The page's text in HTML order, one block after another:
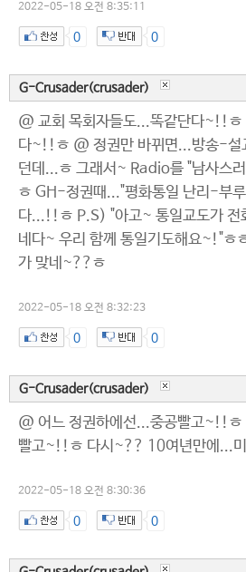
2022-05-18 오전 8:35:11
0 0
G-Crusader(crusader)
@ 교회 목회자들도...똑같단다~!!ㅎ
다~!!ㅎ @ 정권만 바뀌면...방송-설
던데...ㅎ 그래서~ Radio를 "남사스
ㅎ GH-정권때..."평화통일 난리-부
다...!!ㅎ P.S) "아고~ 통일교도가 전
네다~ 우리 함께 통일기도해요~!"
가 맞네~??ㅎ
2022-05-18 오전 8:32:23
0 0
G-Crusader(crusader)
@ 어느 정권하에선...중공빨고~!!ㅎ
빨고~!!ㅎ 다시~?? 10여년만에...
2022-05-18 오전 8:30:36
0 0